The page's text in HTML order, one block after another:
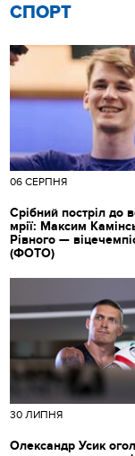
СПОРТ
06 СЕРПНЯ
Срібний постріл до
мрії: Максим
Рівного —
(ФОТО)
30 ЛИПНЯ
Олександр Усик